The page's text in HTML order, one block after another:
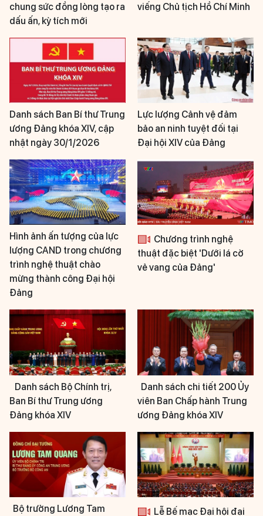
chung sức đồng lòng tạo ra
dấu ấn, kỳ tích mới
viếng Chủ tịch Hồ Chí Minh
Danh sách Ban Bí thư Trung
ương Đảng khóa XIV, cập
nhật ngày 30/1/2026
Lực lượng Cảnh vệ đảm
bảo an ninh tuyệt đối tại
Đại hội XIV của Đảng
Hình ảnh ấn tượng của lực
lượng CAND trong chương
trình nghệ thuật chào
mừng thành công Đại hội
Đảng
Chương trình nghệ
thuật đặc biệt 'Dưới lá cờ
vẻ vang của Đảng'
Danh sách Bộ Chính trị,
Ban Bí thư Trung ương
Đảng khóa XIV
Danh sách chi tiết 200 Ủy
viên Ban Chấp hành Trung
ương Đảng khóa XIV
Bộ trưởng Lương Tam Lễ Bế mạc Đại hội đại